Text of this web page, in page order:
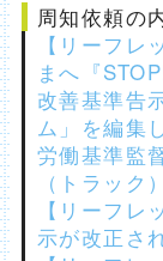
周知依頼の
【リーフ
まへ『
改善基準告
ム」を編集
労働基準監
（トラック）
【リーフ
示が改正さ